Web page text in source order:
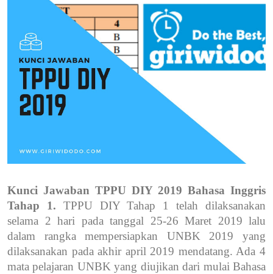
Kunci Jawaban TPPU DIY 2019 Bahasa Inggris
Tahap 1. TPPU DIY Tahap 1 telah dilaksanakan
selama 2 hari pada tanggal 25-26 Maret 2019 lalu
dalam rangka mempersiapkan UNBK 2019 yang
dilaksanakan pada akhir april 2019 mendatang. Ada 4
mata pelajaran UNBK yang diujikan dari mulai Bahasa